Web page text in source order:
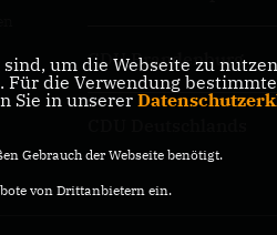
CDU Brandenburg
um die Webseite zu
Für die Verwendung
Sie in unserer
Gebrauch der Webseite benötigt.
von Drittanbietern ein.